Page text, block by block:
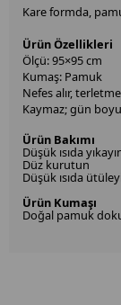
Kare formda,
Ürün Özellikleri
Ölçü: 95×95 cm
Kumaş: Pamuk
Nefes alır,
Kaymaz; gün
Ürün Bakımı
Düşük ısıda
Düz kurutun
Düşük ısıda
Ürün Kumaşı
Doğal pamuk